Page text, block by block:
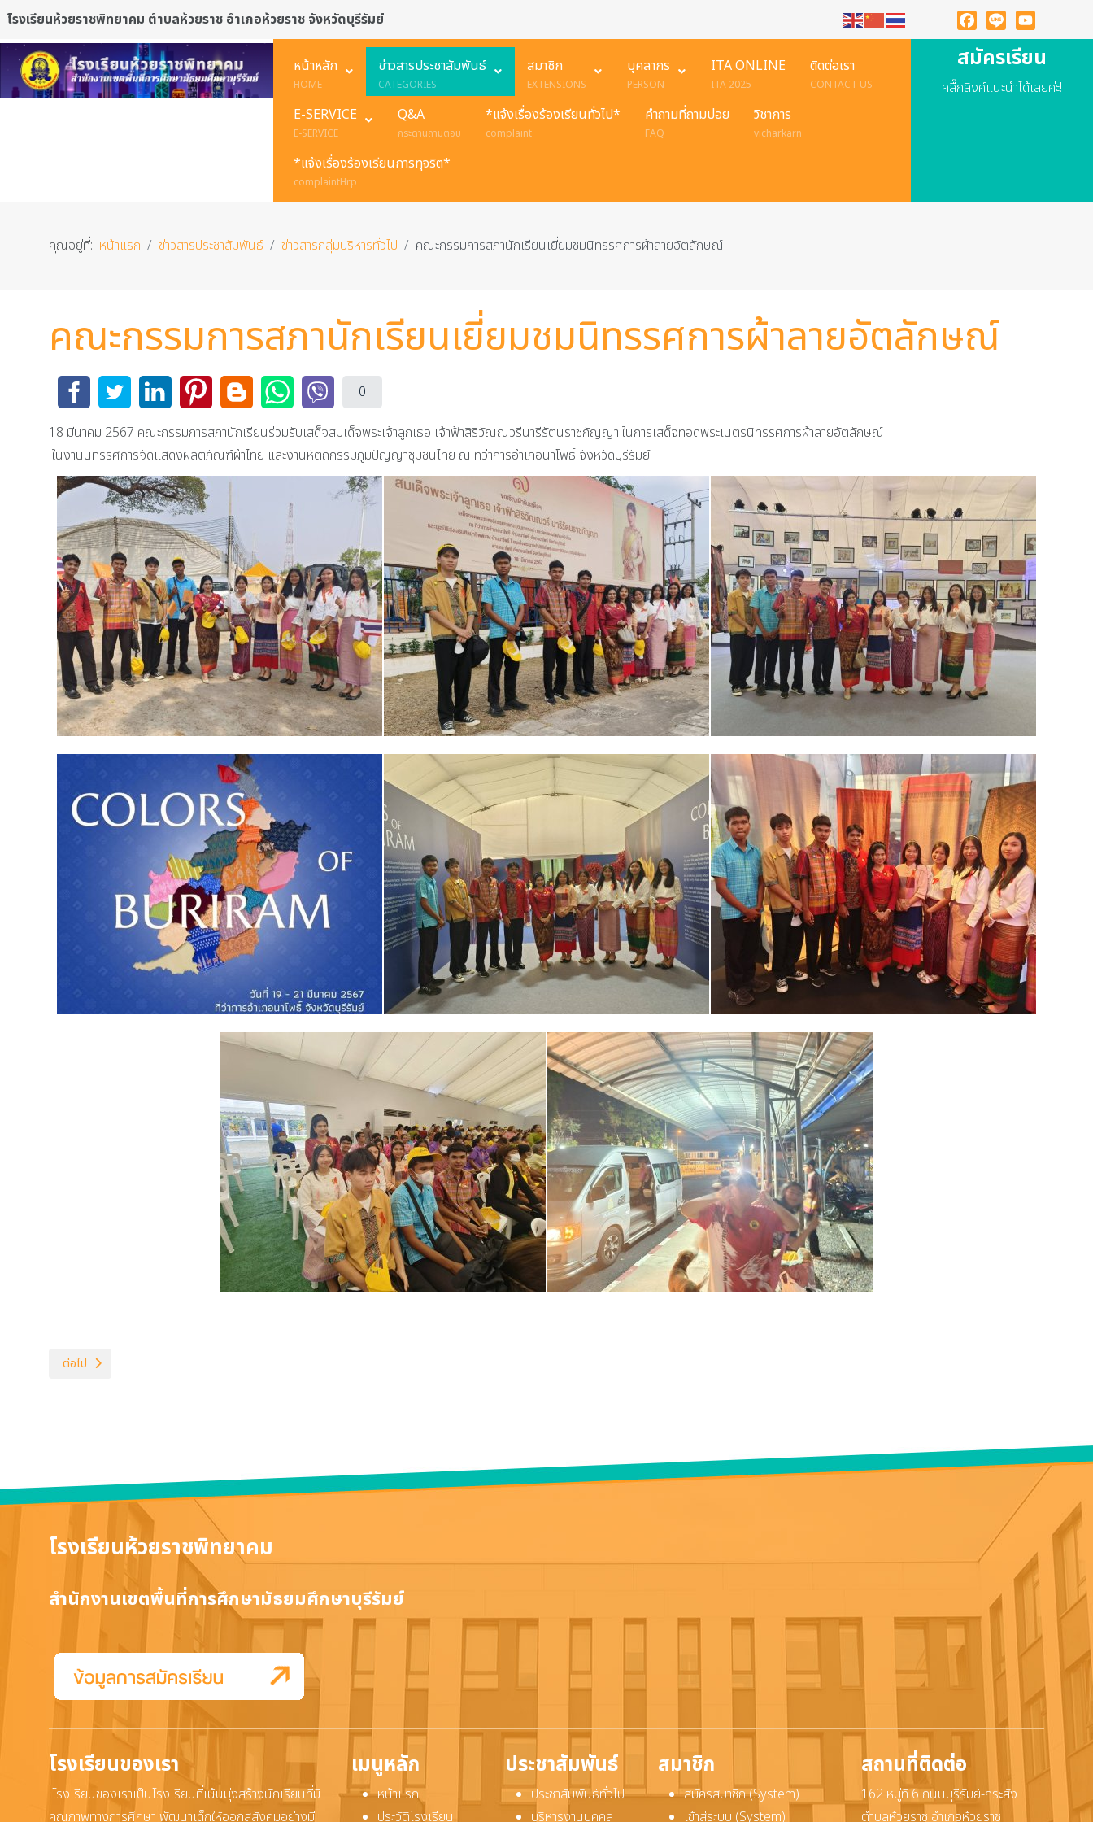
โรงเรียนห้วยราชพิทยาคม ตำบลห้วยราช อำเภอห้วยราช จังหวัดบุรีรัมย์
Facebook
Line YouTube
หน้าหลัก
HOME
ข่าวสารประชาสัมพันธ์
CATEGORIES
สมาชิก
EXTENSIONS
บุคลากร
PERSON
ITA ONLINE
ITA 2025
ติดต่อเรา
CONTACT US
E-SERVICE
E-SERVICE
Q&A
กระดานถามตอบ
*แจ้งเรื่องร้องเรียนทั่วไป*
complaint
คำถามที่ถามบ่อย
FAQ
วิชาการ
vicharkarn
*แจ้งเรื่องร้องเรียนการทุจริต*
complaintHrp
สมัครเรียน
คลื๊กลิงค์แนะนำได้เลยค่ะ!
คุณอยู่ที่: หน้าแรก ข่าวสารประชาสัมพันธ์ ข่าวสารกลุ่มบริหารทั่วไป คณะกรรมการสภานักเรียนเยี่ยมชมนิทรรศการผ้าลายอัตลักษณ์
คณะกรรมการสภานักเรียนเยี่ยมชมนิทรรศการผ้าลายอัตลักษณ์
0
18 มีนาคม 2567 คณะกรรมการสภานักเรียนร่วมรับเสด็จสมเด็จพระเจ้าลูกเธอ เจ้าฟ้าสิริวัณณวรีนารีรัตนราชกัญญา ในการเสด็จทอดพระเนตรนิทรรศการผ้าลายอัตลักษณ์
ในงานนิทรรศการจัดแสดงผลิตภัณฑ์ผ้าไทย และงานหัตถกรรมภูมิปัญญาชุมชนไทย ณ ที่ว่าการอำเภอนาโพธิ์ จังหวัดบุรีรัมย์
เนื้อหาถัดไป: เจ้าหน้าที่ สภ ห้วยราช มาตรวจเยี่ยมอำนวยความเรียบร้อยโรงเรียน
ต่อไป
โรงเรียนห้วยราชพิทยาคม
สำนักงานเขตพื้นที่การศึกษามัธยมศึกษาบุรีรัมย์
โรงเรียนของเรา
โรงเรียนของเราเป็นโรงเรียนที่เน้นมุ่งสร้างนักเรียนที่มี
คุณภาพทางการศึกษา พัฒนาเด็กให้ออกสู่สังคมอย่างมี
เมนูหลัก
หน้าแรก
ประวัติโรงเรียน
ประชาสัมพันธ์
ประชาสัมพันธ์ทั่วไป
บริหารงานบุคคล
สมาชิก
สมัครสมาชิก (System)
เข้าสู่ระบบ (System)
สถานที่ติดต่อ
162 หมู่ที่ 6 ถนนบุรีรัมย์-กระสัง
ตำบลห้วยราช อำเภอห้วยราช